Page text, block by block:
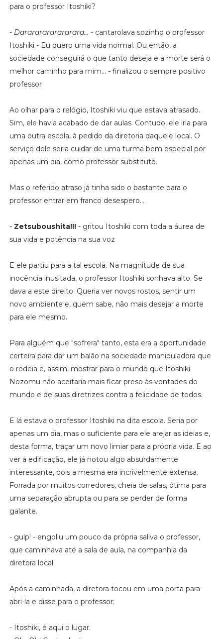
para o professor Itoshiki?
- Darararararararara... - cantarolava sozinho o professor
Itoshiki - Eu quero uma vida normal. Ou então, a
sociedade conseguirá o que tanto deseja e a morte será o
melhor caminho para mim... - finalizou o sempre positivo
professor
Ao olhar para o relógio, Itoshiki viu que estava atrasado.
Sim, ele havia acabado de dar aulas. Contudo, ele iria para
uma outra escola, à pedido da diretoria daquele local. O
serviço dele seria cuidar de uma turma bem especial por
apenas um dia, como professor substituto.
Mas o referido atraso já tinha sido o bastante para o
professor entrar em franco desespero...
- Zetsuboushita!!!- gritou Itoshiki com toda a áurea de
sua vida e potência na sua voz
E ele partiu para a tal escola. Na magnitude de sua
inocência inusitada, o professor Itoshiki sonhava alto. Se
dava a este direito. Queria ver novos rostos, sentir um
novo ambiente e, quem sabe, não mais desejar a morte
para ele mesmo.
Para alguém que "sofrera" tanto, esta era a oportunidade
certeira para dar um balão na sociedade manipuladora que
o rodeia e, assim, mostrar para o mundo que Itoshiki
Nozomu não aceitaria mais ficar preso às vontades do
mundo e de suas diretrizes contra a felicidade de todos.
E lá estava o professor Itoshiki na dita escola. Seria por
apenas um dia, mas o suficiente para ele arejar as ideias e,
desta forma, traçar um novo limiar para a própria vida. E ao
ver a edificação, ele já notou algo absurdamente
interessante, pois a mesma era incrivelmente extensa.
Forrada por muitos corredores, cheia de salas, ótima para
uma separação abrupta ou para se perder de forma
galante.
- gulp! - engoliu um pouco da própria saliva o professor,
que caminhava até a sala de aula, na companhia da
diretora local
Após a caminhada, a diretora tocou em uma porta para
abri-la e disse para o professor:
- Itoshiki, é aqui o lugar.